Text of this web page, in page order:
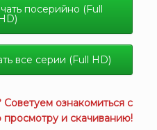
посерийно (Full
HD)
все серии (Full HD)
ознакомиться с
просмотру и скачиванию!